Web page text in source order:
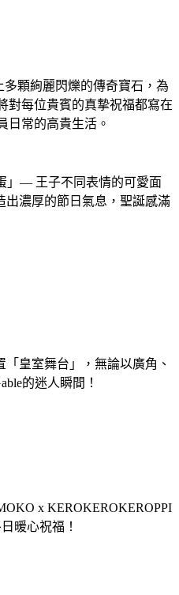
顆絢麗閃爍的傳奇寶石，為
對每位貴賓的真摯祝福都寫在
日常的高貴生活。
」— 王子不同表情的可愛面
出濃厚的節日氣息，聖誕感滿
皇室舞台」，無論以廣角、
的迷人瞬間！
x KEROKEROKEROPPI
暖心祝福！